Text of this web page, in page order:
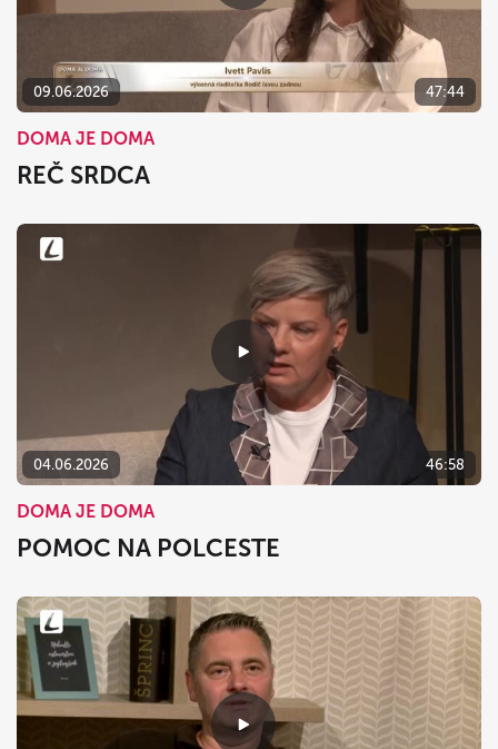
09.06.2026 47:44
DOMA JE DOMA
REČ SRDCA
04.06.2026 46:58
DOMA JE DOMA
POMOC NA POLCESTE